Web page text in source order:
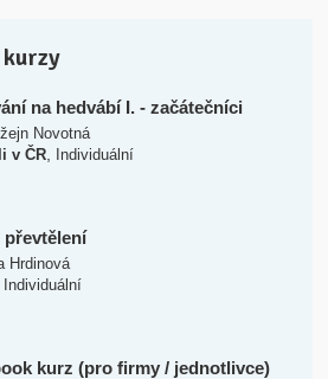
na hedvábí I. - začátečníci
Novotná
v ČR, Individuální
převtělení
Hrdinová
Individuální
kurz (pro firmy / jednotlivce)